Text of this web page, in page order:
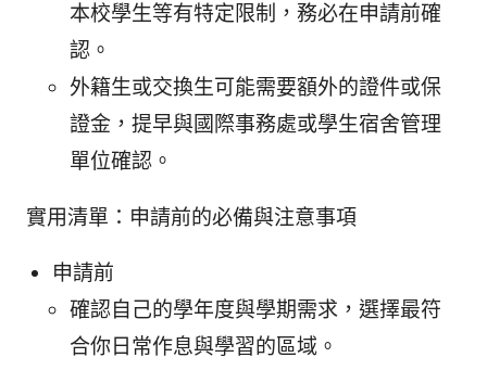
本校學生等有特定限制，務必在申請前確
認。
外籍生或交換生可能需要額外的證件或保
證金，提早與國際事務處或學生宿舍管理
單位確認。
實用清單：申請前的必備與注意事項
申請前
確認自己的學年度與學期需求，選擇最符
合你日常作息與學習的區域。